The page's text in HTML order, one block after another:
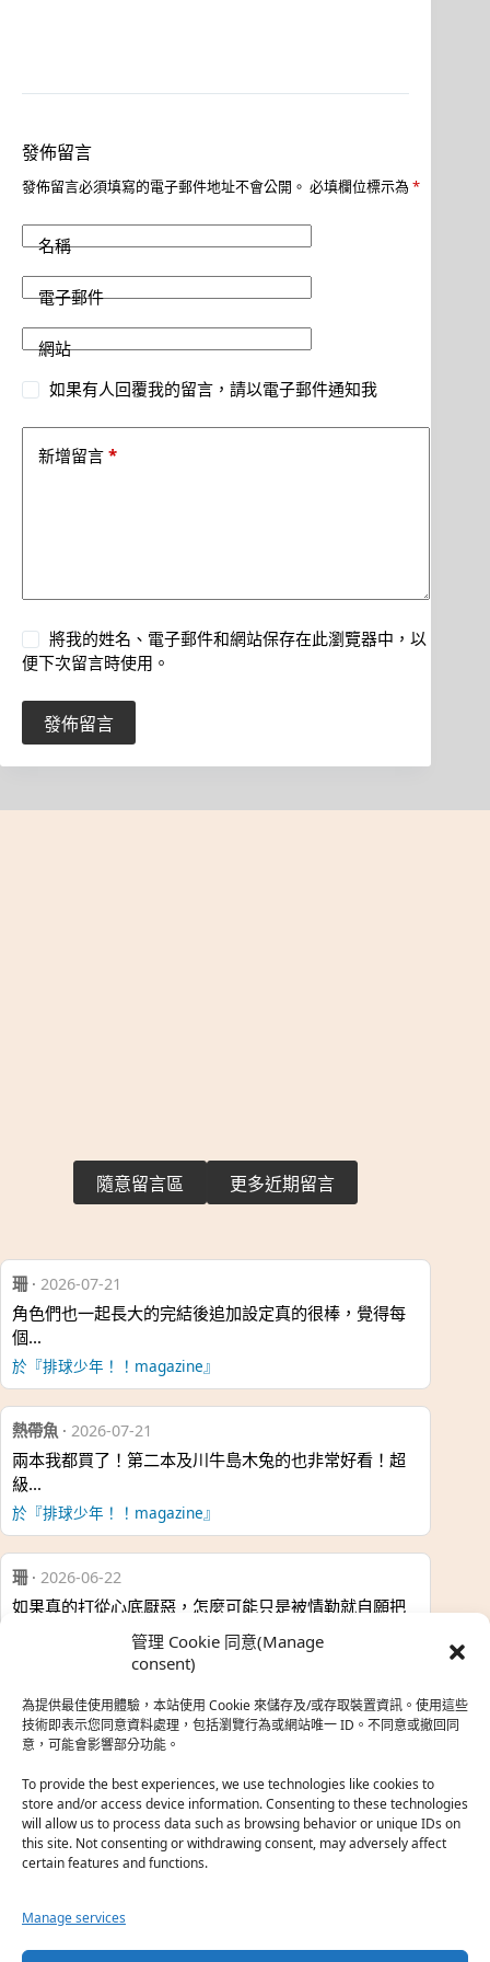
管理 Cookie 同意(Manage
consent)
為提供最佳使用體驗，本站使用 Cookie 來儲存及/或存取裝置資訊。使用這些
技術即表示您同意資料處理，包括瀏覽行為或網站唯一 ID。不同意或撤回同
意，可能會影響部分功能。
To provide the best experiences, we use technologies like cookies to
store and/or access device information. Consenting to these technologies
will allow us to process data such as browsing behavior or unique IDs on
this site. Not consenting or withdrawing consent, may adversely affect
certain features and functions.
Manage services
發佈留言
發佈留言必須填寫的電子郵件地址不會公開。 必填欄位標示為 *
名稱
電子郵件
網站
如果有人回覆我的留言，請以電子郵件通知我
新增留言 *
將我的姓名、電子郵件和網站保存在此瀏覽器中，以
便下次留言時使用。
發佈留言
隨意留言區 更多近期留言
珊· 2026-07-21
角色們也一起長大的完結後追加設定真的很棒，覺得每
個…
於『排球少年！！magazine』
熱帶魚 · 2026-07-21
兩本我都買了！第二本及川牛島木兔的也非常好看！超
級…
於『排球少年！！magazine』
珊· 2026-06-22
如果真的打從心底厭惡，怎麼可能只是被情勒就自願把
熱帶魚·2026-06-22
之前看到網路上有人說灰二自私情勒大家陪他圓夢，但
真…
於『強風吹拂』
珊·2026-06-18
第…
於『白領羽球部』